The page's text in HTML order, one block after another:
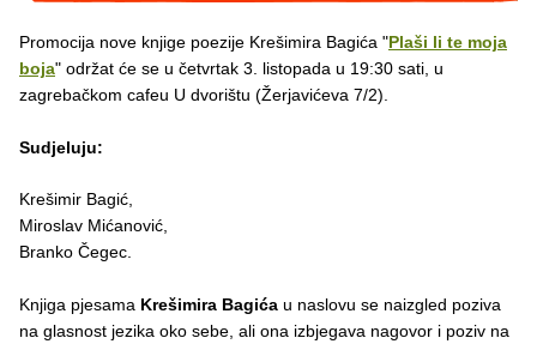
Promocija nove knjige poezije Krešimira Bagića "Plaši li te moja
boja" održat će se u četvrtak 3. listopada u 19:30 sati, u
zagrebačkom cafeu U dvorištu (Žerjavićeva 7/2).
Sudjeluju:
Krešimir Bagić,
Miroslav Mićanović,
Branko Čegec.
Knjiga pjesama Krešimira Bagića u naslovu se naizgled poziva
na glasnost jezika oko sebe, ali ona izbjegava nagovor i poziv na